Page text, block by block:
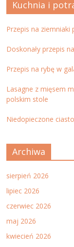
Kuchnia i
Przepis na ziemniaki
Doskonały przepis
Przepis na rybę w
Lasagne z mięsem
polskim stole
Niedopieczone
Archiwa
sierpień 2026
lipiec 2026
czerwiec 2026
maj 2026
kwiecień 2026